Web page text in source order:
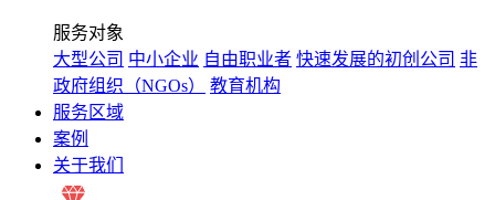
服务对象
大型公司 中小企业 自由职业者 快速发展的初创公司 非
政府组织（NGOs）
教育机构
服务区域
案例
关于我们